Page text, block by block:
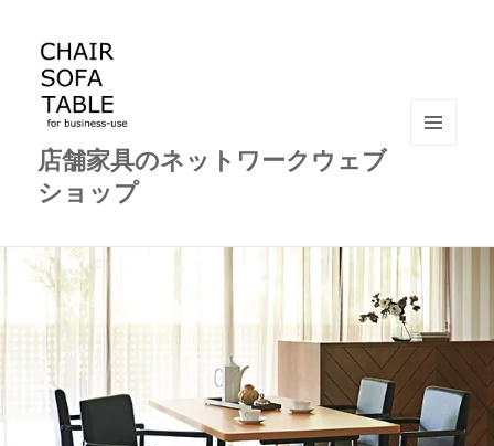
店舗家具のネットワークウェブ
ショップ